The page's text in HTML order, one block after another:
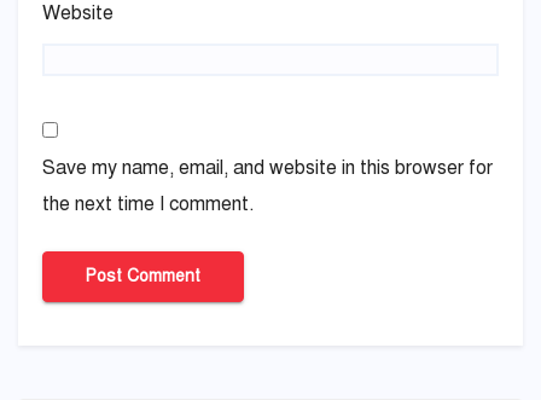
Website
Save my name, email, and website in this browser for
the next time I comment.